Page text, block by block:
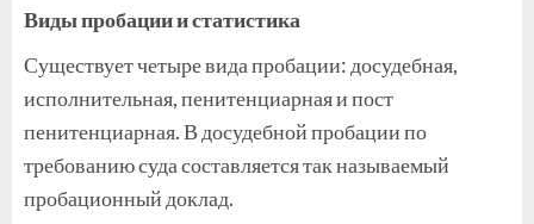
Виды пробации и статистика
Существует четыре вида пробации: досудебная,
исполнительная, пенитенциарная и пост
пенитенциарная. В досудебной пробации по
требованию суда составляется так называемый
пробационный доклад.